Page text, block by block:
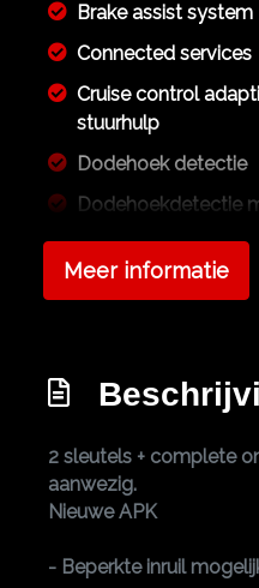
Brake assist system
Connected services
Cruise control
stuurhulp
Dodehoek detectie
Dodehoekdetectie
Elektronisch
Hoofd airbag(s)
Knie airbag(s)
Kruisend verkeer
Passagiersairbag
Sfeerverlichting
Meer informatie
2 sleutels + complete
aanwezig.
Nieuwe APK
- Beperkte inruil